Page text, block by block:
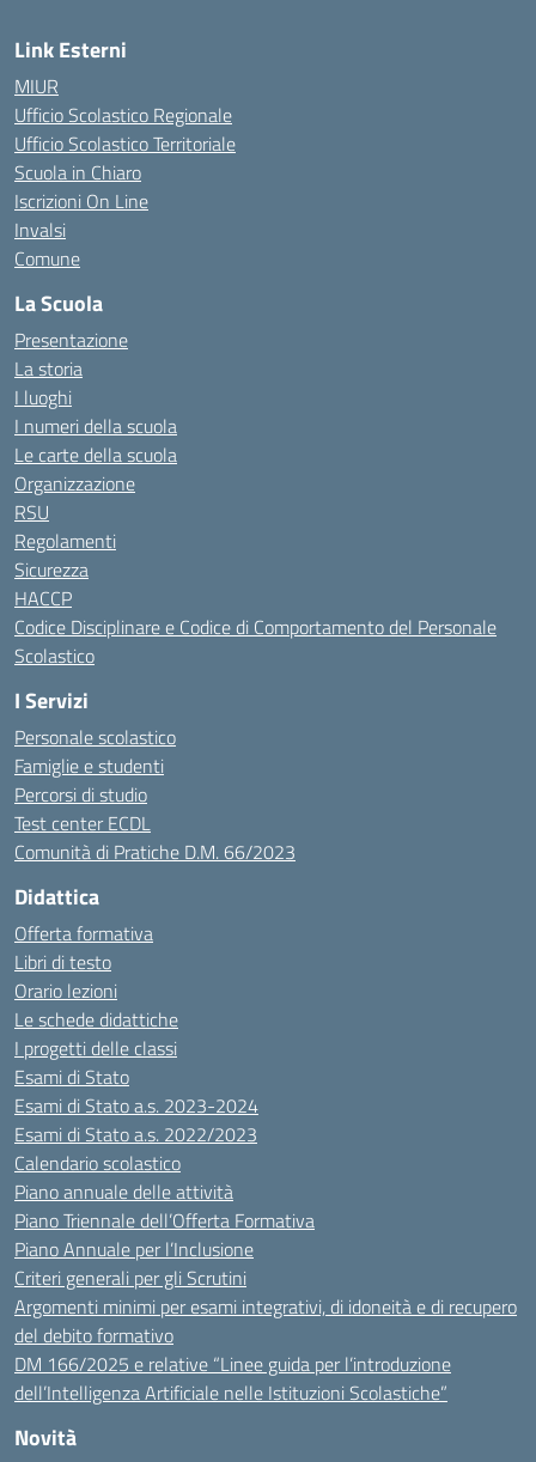
Link Esterni
MIUR
Ufficio Scolastico Regionale
Ufficio Scolastico Territoriale
Scuola in Chiaro
Iscrizioni On Line
Invalsi
Comune
La Scuola
Presentazione
La storia
I luoghi
I numeri della scuola
Le carte della scuola
Organizzazione
RSU
Regolamenti
Sicurezza
HACCP
Codice Disciplinare e Codice di Comportamento del Personale
Scolastico
I Servizi
Personale scolastico
Famiglie e studenti
Percorsi di studio
Test center ECDL
Comunità di Pratiche D.M. 66/2023
Didattica
Offerta formativa
Libri di testo
Orario lezioni
Le schede didattiche
I progetti delle classi
Esami di Stato
Esami di Stato a.s. 2023-2024
Esami di Stato a.s. 2022/2023
Calendario scolastico
Piano annuale delle attività
Piano Triennale dell’Offerta Formativa
Piano Annuale per l’Inclusione
Criteri generali per gli Scrutini
Argomenti minimi per esami integrativi, di idoneità e di recupero
del debito formativo
DM 166/2025 e relative “Linee guida per l’introduzione
dell’Intelligenza Artificiale nelle Istituzioni Scolastiche”
Novità